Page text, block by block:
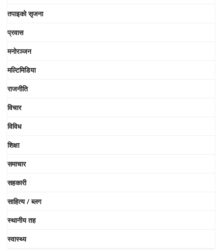
तपाइको सृजना
प्रवास
मनोरञ्जन
मल्टिमिडिया
राजनीति
विचार
विविध
शिक्षा
समाचार
सहकारी
साहित्य / ब्लग
स्थानीय तह
स्वास्थ्य